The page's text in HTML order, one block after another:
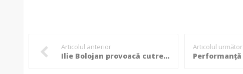
Articolul anterior
Ilie Bolojan provoacă cutremur în sistem: A cerut înghețarea pensiilor și salariilor!
Articolul următor